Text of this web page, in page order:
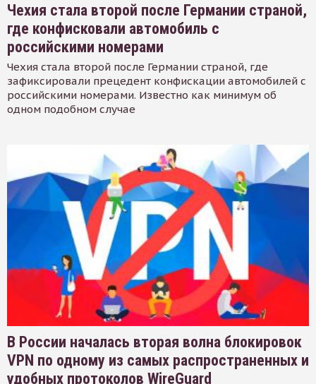
Чехия стала второй после Германии страной,
где конфисковали автомобиль с
российскими номерами
Чехия стала второй после Германии страной, где
зафиксировали прецедент конфискации автомобилей с
российскими номерами. Известно как минимум об
одном подобном случае
В России началась вторая волна блокировок
VPN по одному из самых распространенных и
удобных протоколов WireGuard